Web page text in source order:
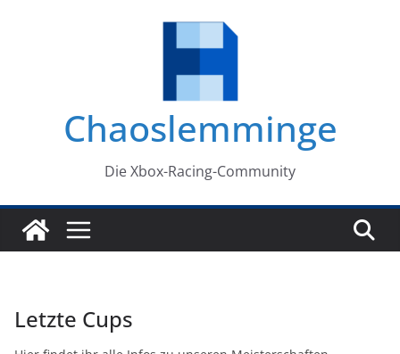
Chaoslemminge
Die Xbox-Racing-Community
Letzte Cups